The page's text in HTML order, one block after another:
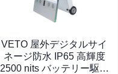
VETO 屋外デジタルサイ
ネージ防水 IP65 高輝度
2500 nits バッテリー駆動